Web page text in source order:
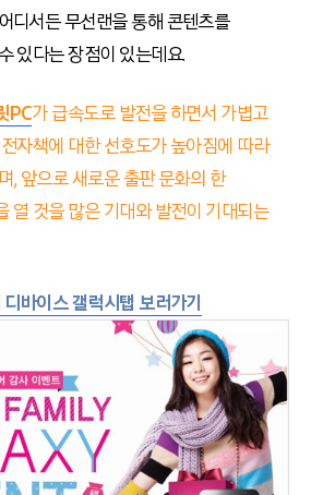
디서든 무선랜을 통해 콘텐츠를
있다는 장점이 있는데요.
PC가 급속도로 발전을 하면서 가볍고
자책에 대한 선호도가 높아짐에 따라
, 앞으로 새로운 출판 문화의 한
열 것을 많은 기대와 발전이 기대되는
바이스 갤럭시탭 보러가기